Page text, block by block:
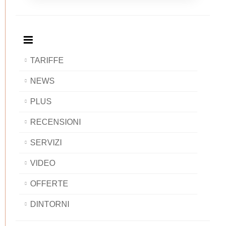
TARIFFE
NEWS
PLUS
RECENSIONI
SERVIZI
VIDEO
OFFERTE
DINTORNI